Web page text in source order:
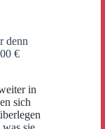
denn
€
in
sich